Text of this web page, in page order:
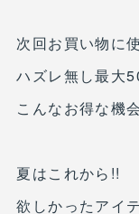
次回お買い物に
ハズレ無し最大
こんなお得な機
夏はこれから!!
欲しかったアイ